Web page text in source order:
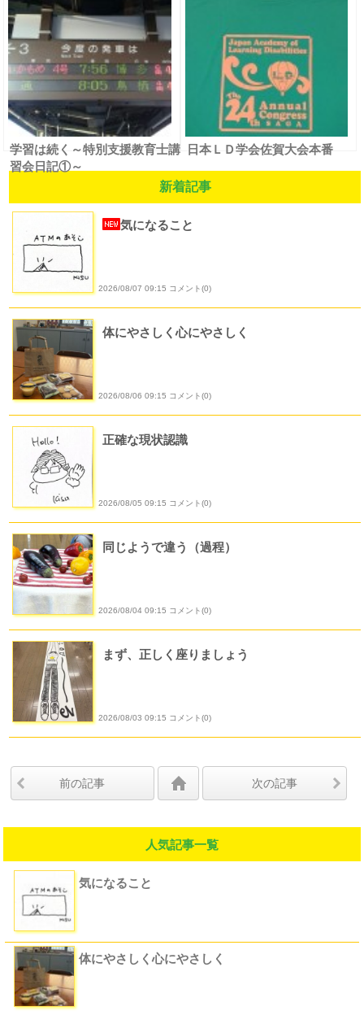
学習は続く～特別支援教育士講
習会日記①～
日本ＬＤ学会佐賀大会本番
新着記事
気になること
2026/08/07 09:15 コメント(0)
体にやさしく心にやさしく
2026/08/06 09:15 コメント(0)
正確な現状認識
2026/08/05 09:15 コメント(0)
同じようで違う（過程）
2026/08/04 09:15 コメント(0)
まず、正しく座りましょう
2026/08/03 09:15 コメント(0)
前の記事 次の記事
人気記事一覧
気になること
体にやさしく心にやさしく